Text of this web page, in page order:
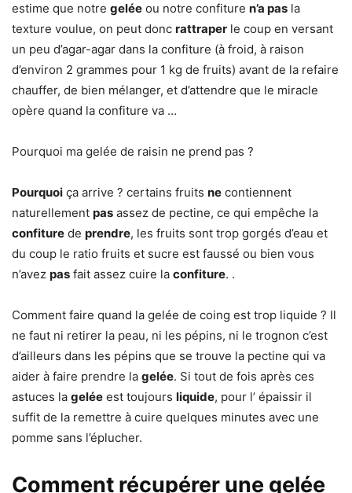
estime que notre gelée ou notre confiture n’a pas la
texture voulue, on peut donc rattraper le coup en versant
un peu d’agar-agar dans la confiture (à froid, à raison
d’environ 2 grammes pour 1 kg de fruits) avant de la refaire
chauffer, de bien mélanger, et d’attendre que le miracle
opère quand la confiture va …
Pourquoi ma gelée de raisin ne prend pas ?
Pourquoi ça arrive ? certains fruits ne contiennent
naturellement pas assez de pectine, ce qui empêche la
confiture de prendre, les fruits sont trop gorgés d’eau et
du coup le ratio fruits et sucre est faussé ou bien vous
n’avez pas fait assez cuire la confiture. .
Comment faire quand la gelée de coing est trop liquide ? Il
ne faut ni retirer la peau, ni les pépins, ni le trognon c’est
d’ailleurs dans les pépins que se trouve la pectine qui va
aider à faire prendre la gelée. Si tout de fois après ces
astuces la gelée est toujours liquide, pour l’ épaissir il
suffit de la remettre à cuire quelques minutes avec une
pomme sans l’éplucher.
Comment récupérer une gelée